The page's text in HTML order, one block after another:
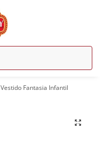
Vestido Fantasia Infantil